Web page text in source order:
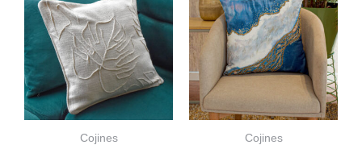
Cojines Cojines